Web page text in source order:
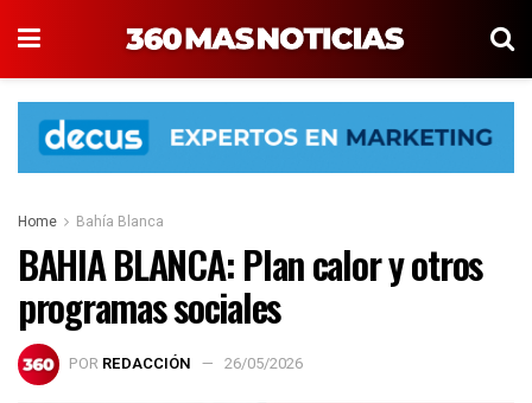
Home Bahía Blanca
BAHIA BLANCA: Plan calor y otros
programas sociales
POR REDACCIÓN 26/05/2026